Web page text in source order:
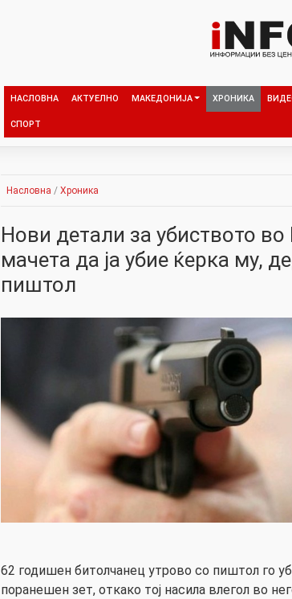
НАСЛОВНА АКТУЕЛНО МАКЕДОНИЈА ХРОНИКА
СПОРТ
Насловна / Хроника
Нови детали за убиството
мачета да ја убие ќерка му,
пиштол
62 годишен битолчанец утрово со пиштол го
поранешен зет, откако тој насила влегол во